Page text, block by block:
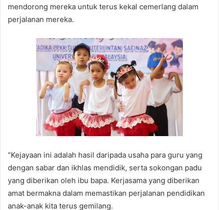
mendorong mereka untuk terus kekal cemerlang dalam
perjalanan mereka.
“Kejayaan ini adalah hasil daripada usaha para guru yang
dengan sabar dan ikhlas mendidik, serta sokongan padu
yang diberikan oleh ibu bapa. Kerjasama yang diberikan
amat bermakna dalam memastikan perjalanan pendidikan
anak-anak kita terus gemilang.